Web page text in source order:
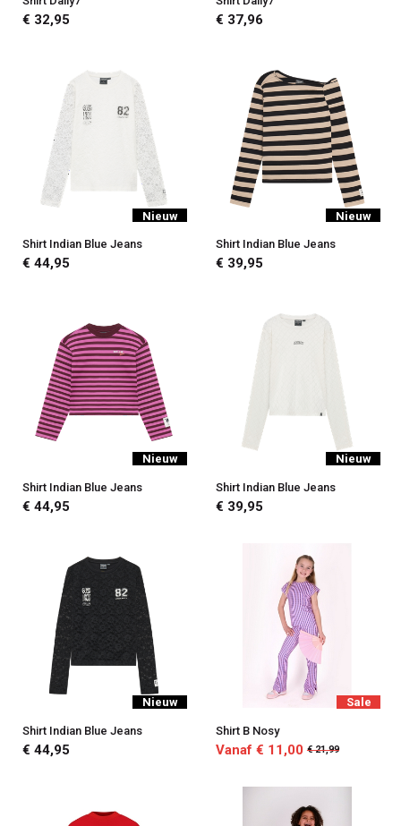
€ 32,95 € 37,96
Nieuw
Shirt Indian Blue Jeans
€ 44,95
Nieuw
Shirt Indian Blue Jeans
€ 39,95
Nieuw
Shirt Indian Blue Jeans
€ 44,95
Nieuw
Shirt Indian Blue Jeans
€ 39,95
Nieuw
Shirt Indian Blue Jeans
€ 44,95
Sale
Shirt B Nosy
Vanaf € 11,00 € 21,99